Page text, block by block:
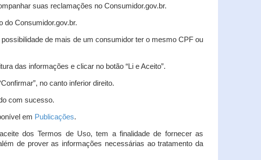
suas reclamações no Consumidor.gov.br.
do Consumidor.gov.br.
de mais de um consumidor ter o mesmo CPF ou
das informações e clicar no botão “Li e Aceito”.
no canto inferior direito.
com sucesso.
em Publicações.
dos Termos de Uso, tem a finalidade de fornecer as
de prover as informações necessárias ao tratamento da